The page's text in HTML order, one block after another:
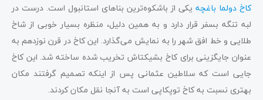
کاخ دولما باغچه یکی از باشکوه‌ترین بناهای استانبول است. درست در
لبه تنگه بسفر قرار دارد و به همین دلیل، منظره بسیار خوبی از شاخ
طلایی و خط افق شهر را به نمایش می‌گذارد. این کاخ در قرن نوزدهم به
عنوان جایگزینی برای کاخ بشیکتاش تخریب شده ساخته شد. این کاخ
جایی است که سلاطین عثمانی پس از اینکه تصمیم گرفتند مکان
بهتری نسبت به کاخ توپکاپی است به آنجا نقل مکان کردند.